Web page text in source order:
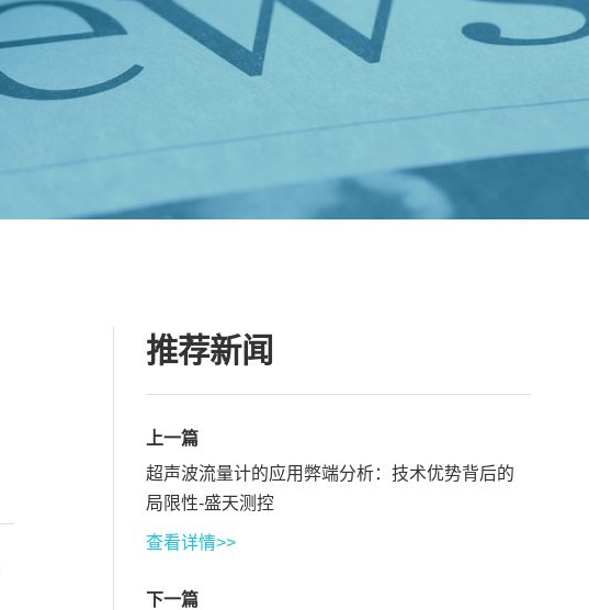
推荐新闻
上一篇
超声波流量计的应用弊端分析：技术优势背后的
局限性-盛天测控
查看详情>>
下一篇